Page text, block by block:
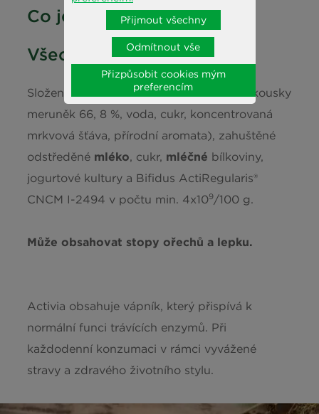
Sůl
Vápník
*Referenční hodnota příjmu u průměrné dospělé osoby (8400 kJ/2000
kcal)
Co je uvnitř?
Všechny ingredience
Složení:
, meruňková složka 12 % (kousky
meruněk 66, 8 %, voda, cukr, koncentrovaná
mrkvová šťáva, přírodní aromata), zahuštěné
odstředěné mléko, cukr, mléčné bílkoviny,
jogurtové kultury a Bifidus ActiRegularis®
CNCM I-2494 v počtu min. 4x109/100 g.
Může obsahovat stopy ořechů a lepku.
Activia obsahuje vápník, který přispívá k
normální funci trávících enzymů. Při
každodenní konzumaci v rámci vyvážené
stravy a zdravého životního stylu.
Přijmout všechny
Odmítnout vše
Přizpůsobit cookies mým
preferencím